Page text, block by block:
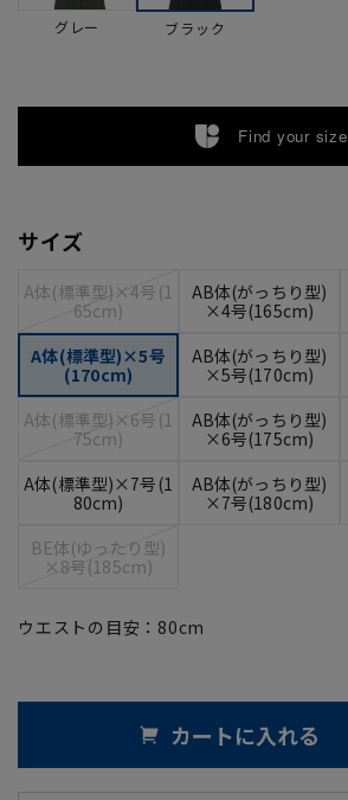
グレー ブラック
Find your size
サイズ
A体(標準型)×4号(1
65cm)
AB体(がっちり型)
×4号(165cm)
A体(標準型)×5号
(170cm)
AB体(がっちり型)
×5号(170cm)
A体(標準型)×6号(1
75cm)
AB体(がっちり型)
×6号(175cm)
A体(標準型)×7号(1
80cm)
AB体(がっちり型)
×7号(180cm)
BE体(ゆったり型)
×8号(185cm)
ウエストの目安： 80cm
カートに入れる